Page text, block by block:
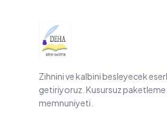
Zihnini ve kalbini besleyecek
getiriyoruz. Kusursuz
memnuniyeti.